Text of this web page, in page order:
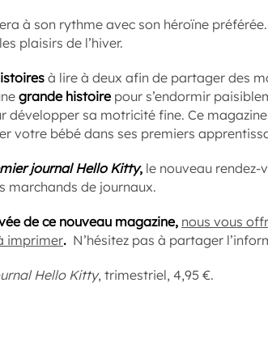
à son rythme avec son héroïne
plaisirs de l’hiver.
à lire à deux afin de partager des
grande histoirepour s’endormir
développer sa motricité fine. Ce
votre bébé dans ses premiers
journal Hello Kitty, le nouveau rendez-
marchands de journaux.
de ce nouveau magazine, nous vous
imprimer. N’hésitez pas à partager
Hello Kitty, trimestriel, 4,95 €.